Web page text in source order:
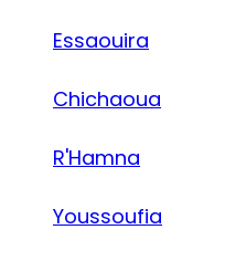
Essaouira
Chichaoua
R'Hamna
Youssoufia